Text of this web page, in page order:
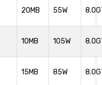
20MB 55W
10MB 105W
15MB 85W